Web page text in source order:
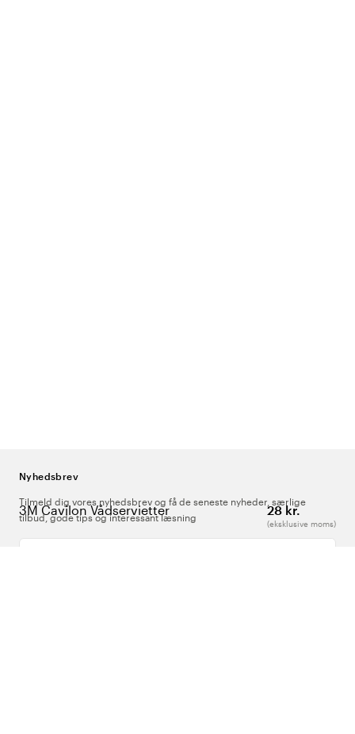
3M Cavilon Vådservietter 28 kr.
(eksklusive moms)
Nyhedsbrev
Tilmeld dig vores nyhedsbrev og få de seneste nyheder, særlige
tilbud, gode tips og interessant læsning
Indtast din e-mailadresse